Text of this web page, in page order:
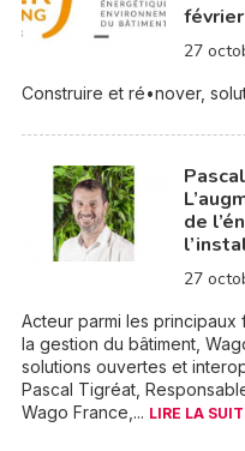
27
Construire et ré•nover,
de
27
Acteur parmi les principaux
la gestion du bâtiment,
solutions ouvertes et
Pascal Tigréat,
Wago France,... LIRE LA